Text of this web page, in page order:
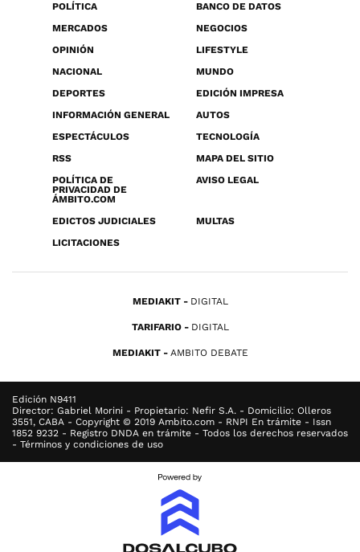
POLÍTICA
BANCO DE DATOS
MERCADOS
NEGOCIOS
OPINIÓN
LIFESTYLE
NACIONAL
MUNDO
DEPORTES
EDICIÓN IMPRESA
INFORMACIÓN GENERAL
AUTOS
ESPECTÁCULOS
TECNOLOGÍA
RSS
MAPA DEL SITIO
POLÍTICA DE
PRIVACIDAD DE
ÁMBITO.COM
AVISO LEGAL
EDICTOS JUDICIALES
MULTAS
LICITACIONES
MEDIAKIT DIGITAL
TARIFARIO DIGITAL
MEDIAKIT AMBITO DEBATE
Edición N9411
Director: Gabriel Morini - Propietario: Nefir S.A. - Domicilio: Olleros
3551, CABA - Copyright © 2019 Ambito.com - RNPI En trámite - Issn
1852 9232 - Registro DNDA en trámite - Todos los derechos reservados
- Términos y condiciones de uso